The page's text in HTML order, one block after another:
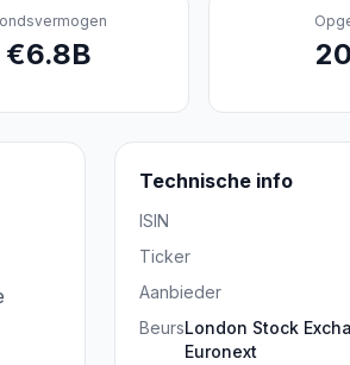
€6.8B
Technische info
ISIN
Ticker
Aanbieder
BeursLondon Stock
Euronext